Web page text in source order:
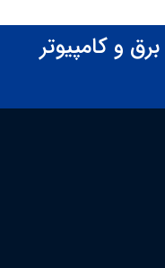
و کامپیوتر